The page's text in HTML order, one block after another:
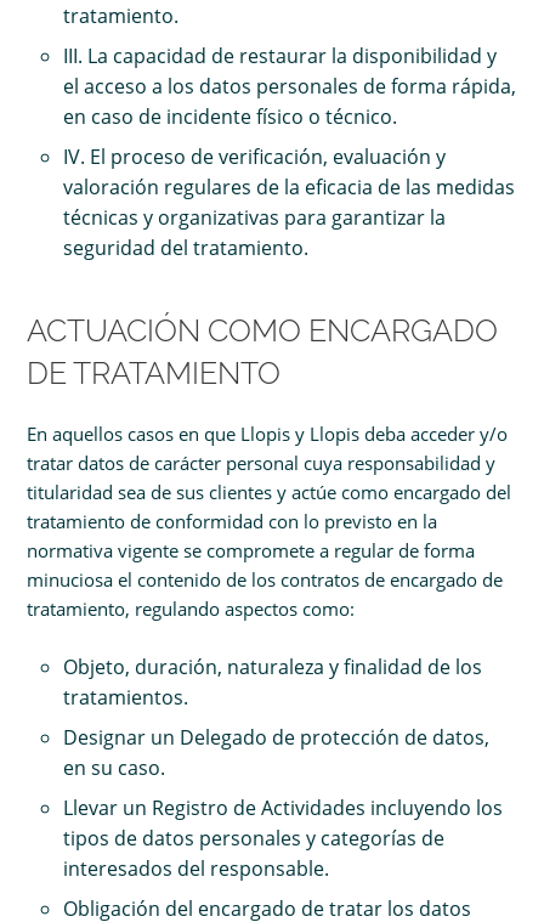
tratamiento.
III. La capacidad de restaurar la disponibilidad y
el acceso a los datos personales de forma rápida,
en caso de incidente físico o técnico.
IV. El proceso de verificación, evaluación y
valoración regulares de la eficacia de las medidas
técnicas y organizativas para garantizar la
seguridad del tratamiento.
ACTUACIÓN COMO ENCARGADO
DE TRATAMIENTO
En aquellos casos en que Llopis y Llopis deba acceder y/o
tratar datos de carácter personal cuya responsabilidad y
titularidad sea de sus clientes y actúe como encargado del
tratamiento de conformidad con lo previsto en la
normativa vigente se compromete a regular de forma
minuciosa el contenido de los contratos de encargado de
tratamiento, regulando aspectos como:
Objeto, duración, naturaleza y finalidad de los
tratamientos.
Designar un Delegado de protección de datos,
en su caso.
Llevar un Registro de Actividades incluyendo los
tipos de datos personales y categorías de
interesados del responsable.
Obligación del encargado de tratar los datos